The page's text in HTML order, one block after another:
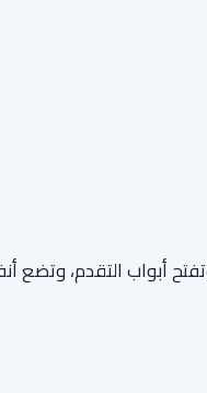
أبواب التقدم، وتضع